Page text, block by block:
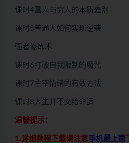
课时4富人与穷人的本质差别
课时5普通人如何实现逆袭
强者修炼术
课时6打破自我限制的魔咒
课时7主宰情绪的有效方法
课时8人生并不交给命运
温馨提示：
1.详细教程下载请注意手机最上面